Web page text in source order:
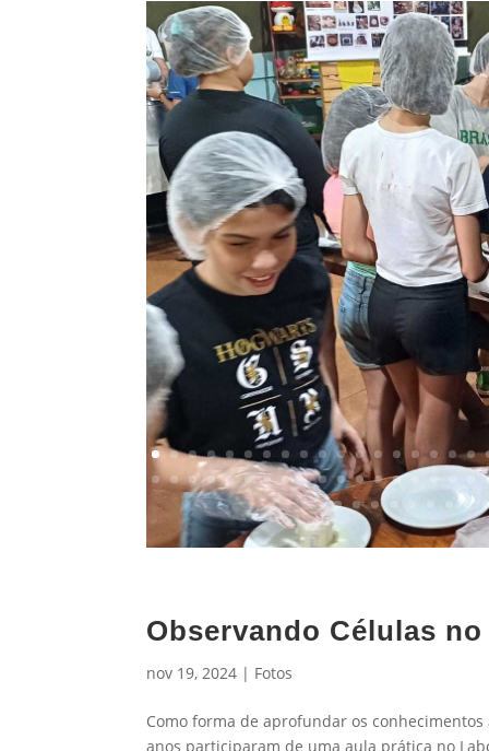
Observando Células
nov 19, 2024 | Fotos
Como forma de aprofundar os
anos participaram de uma aula prática no